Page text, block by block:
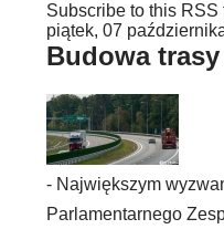
Subscribe to this RSS
piątek, 07
Budowa
- Największym
Parlamentarnego